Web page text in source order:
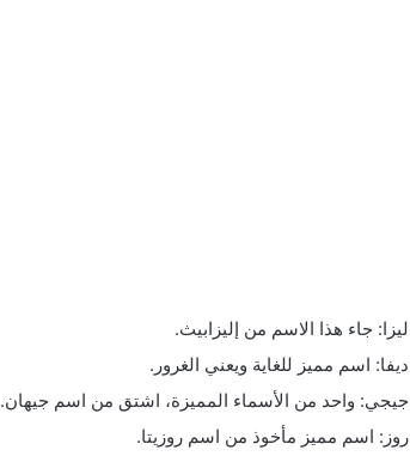
ليزا: جاء هذا الاسم من إليزابيث.
ديفا: اسم مميز للغاية ويعني الغرور.
جيجي: واحد من الأسماء المميزة، اشتق من اسم جيهان.
روز: اسم مميز مأخوذ من اسم روزيتا.